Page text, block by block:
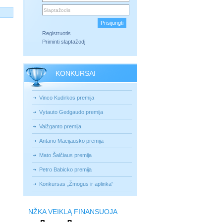
Registruotis
Priminti slaptažodį
KONKURSAI
Vinco Kudirkos premija
Vytauto Gedgaudo premija
Vaižganto premija
Antano Macijausko premija
Mato Šalčiaus premija
Petro Babicko premija
Konkursas „Žmogus ir aplinka“
NŽKA VEIKLĄ FINANSUOJA